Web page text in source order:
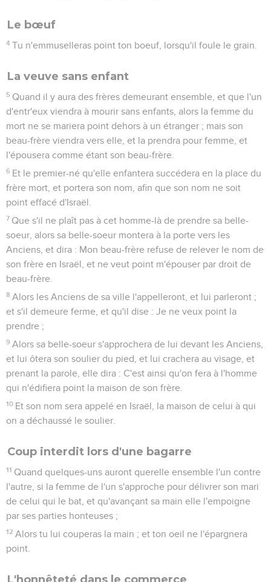
Le bœuf
4 Tu n'emmuselleras point ton boeuf, lorsqu'il foule le grain.
La veuve sans enfant
5 Quand il y aura des frères demeurant ensemble, et que l'un
d'entr'eux viendra à mourir sans enfants, alors la femme du
mort ne se mariera point dehors à un étranger ; mais son
beau-frère viendra vers elle, et la prendra pour femme, et
l'épousera comme étant son beau-frère.
6 Et le premier-né qu'elle enfantera succédera en la place du
frère mort, et portera son nom, afin que son nom ne soit
point effacé d'Israël.
7 Que s'il ne plaît pas à cet homme-là de prendre sa belle-
soeur, alors sa belle-soeur montera à la porte vers les
Anciens, et dira : Mon beau-frère refuse de relever le nom de
son frère en Israël, et ne veut point m'épouser par droit de
beau-frère.
8 Alors les Anciens de sa ville l'appelleront, et lui parleront ;
et s'il demeure ferme, et qu'il dise : Je ne veux point la
prendre ;
9 Alors sa belle-soeur s'approchera de lui devant les Anciens,
et lui ôtera son soulier du pied, et lui crachera au visage, et
prenant la parole, elle dira : C'est ainsi qu'on fera à l'homme
qui n'édifiera point la maison de son frère.
10 Et son nom sera appelé en Israël, la maison de celui à qui
on a déchaussé le soulier.
Coup interdit lors d'une bagarre
11 Quand quelques-uns auront querelle ensemble l'un contre
l'autre, si la femme de l'un s'approche pour délivrer son mari
de celui qui le bat, et qu'avançant sa main elle l'empoigne
par ses parties honteuses ;
12 Alors tu lui couperas la main ; et ton oeil ne l'épargnera
point.
L'honnêteté dans le commerce